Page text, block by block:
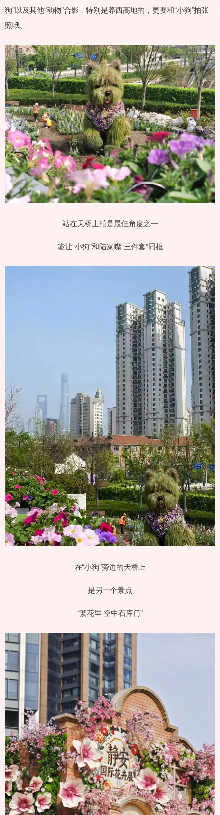
狗”以及其他“动物”合影，特别是养西高地的，更要和“小狗”拍张
照哦。
站在天桥上拍是最佳角度之一
能让“小狗”和陆家嘴“三件套”同框
在“小狗”旁边的天桥上
是另一个景点
“繁花里·空中石库门”